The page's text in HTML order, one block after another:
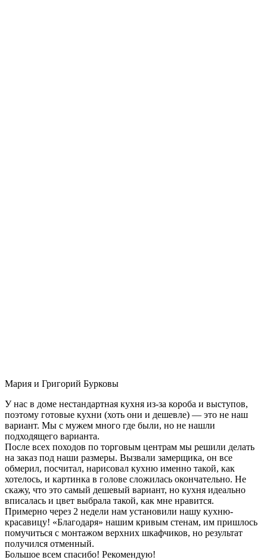
Мария и Григорий Бурковы
У нас в доме нестандартная кухня из-за короба и выступов,
поэтому готовые кухни (хоть они и дешевле) — это не наш
вариант. Мы с мужем много где были, но не нашли
подходящего варианта.
После всех походов по торговым центрам мы решили делать
на заказ под наши размеры. Вызвали замерщика, он все
обмерил, посчитал, нарисовал кухню именно такой, как
хотелось, и картинка в голове сложилась окончательно. Не
скажу, что это самый дешевый вариант, но кухня идеально
вписалась и цвет выбрала такой, как мне нравится.
Примерно через 2 недели нам установили нашу кухню-
красавицу! «Благодаря» нашим кривым стенам, им пришлось
помучиться с монтажом верхних шкафчиков, но результат
получился отменный.
Большое всем спасибо! Рекомендую!